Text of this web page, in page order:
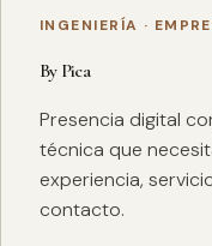
INGENIERÍA ·
By Pica
Presencia digital
técnica que
experiencia,
contacto.